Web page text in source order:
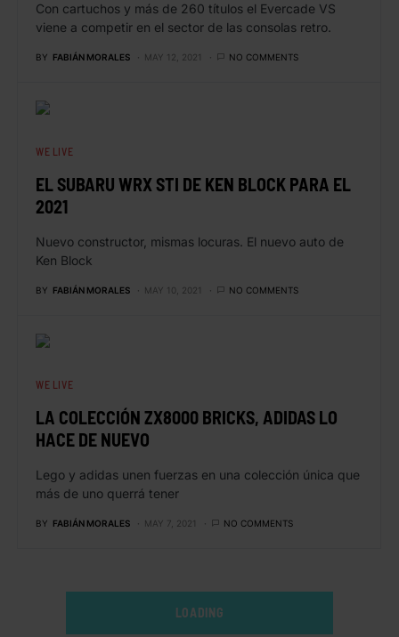
Con cartuchos y más de 260 títulos el Evercade VS
viene a competir en el sector de las consolas retro.
BY FABIÁN MORALES MAY 12, 2021 NO COMMENTS
WE LIVE
EL SUBARU WRX STI DE KEN BLOCK PARA EL
2021
Nuevo constructor, mismas locuras. El nuevo auto de
Ken Block
BY FABIÁN MORALES MAY 10, 2021 NO COMMENTS
WE LIVE
LA COLECCIÓN ZX8000 BRICKS, ADIDAS LO
HACE DE NUEVO
Lego y adidas unen fuerzas en una colección única que
más de uno querrá tener
BY FABIÁN MORALES MAY 7, 2021 NO COMMENTS
LOADING